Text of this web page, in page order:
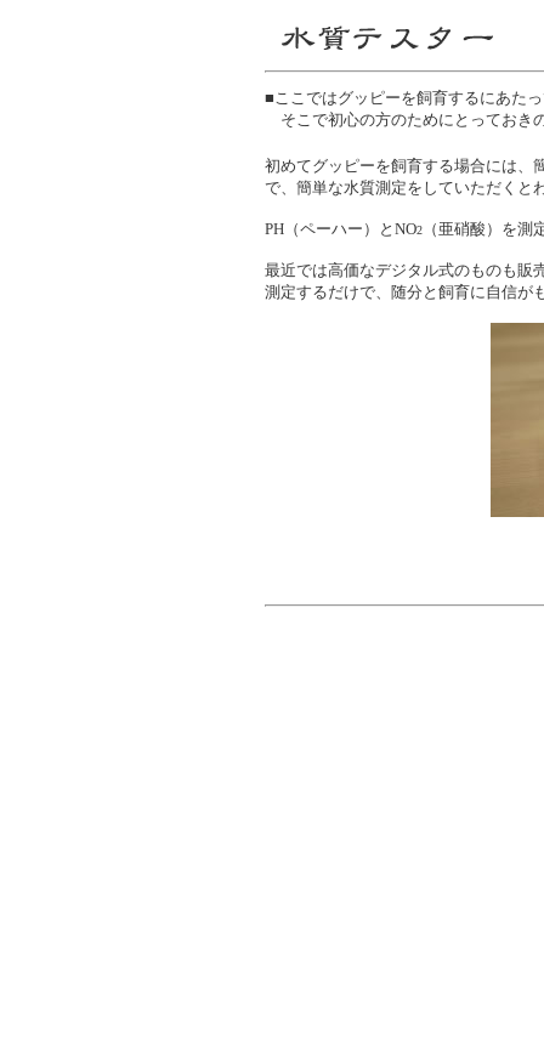
■ここではグッピーを飼育するにあた
そこで初心の方のためにとっておき
初めてグッピーを飼育する場合には、
で、簡単な水質測定をしていただくと
PH（ペーハー）とNO2 （亜硝酸）を
最近では高価なデジタル式のものも販
測定するだけで、随分と飼育に自信が